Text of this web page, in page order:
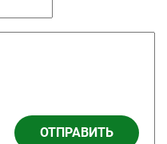
ОТПРАВИТЬ